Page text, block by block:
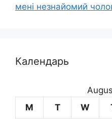
мені незнайомий
Календарь
M
T W